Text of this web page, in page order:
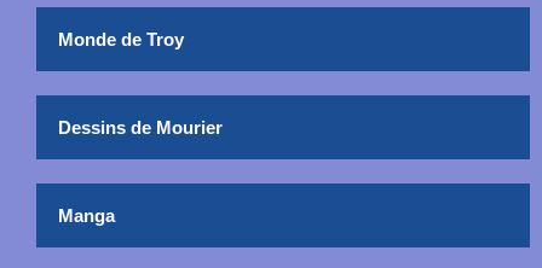
Monde de Troy
Dessins de Mourier
Manga